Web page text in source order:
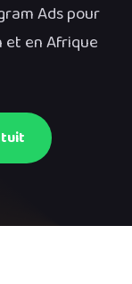
Ads pour
et en Afrique